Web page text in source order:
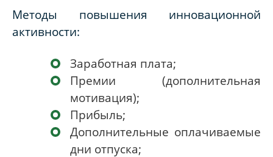
Методы повышения инновационной
активности:
Заработная плата;
Премии (дополнительная
мотивация);
Прибыль;
Дополнительные оплачиваемые
дни отпуска;